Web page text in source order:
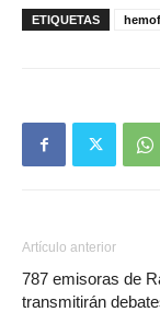
ETIQUETAS
Artículo anterior
787 emisoras de
transmitirán